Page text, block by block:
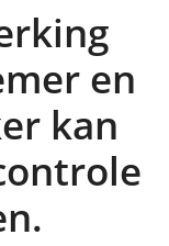
en
kan